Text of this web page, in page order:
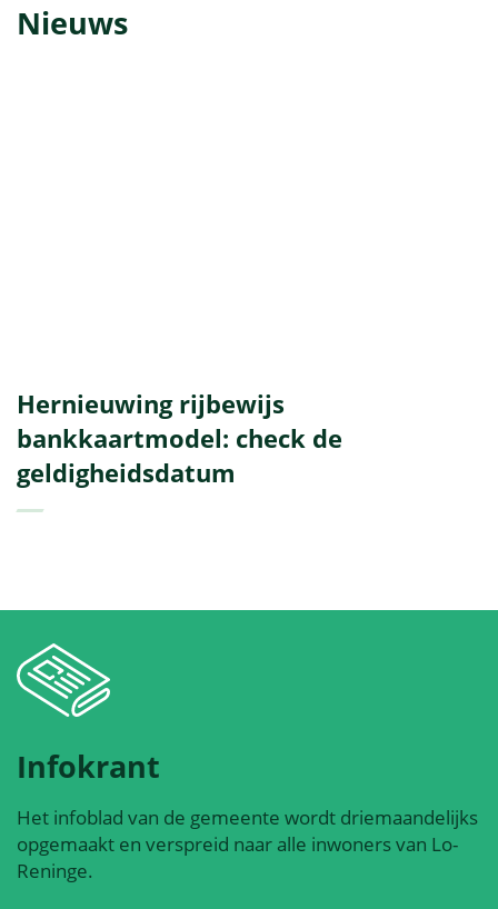
Nieuws
Hernieuwing rijbewijs
bankkaartmodel: check de
geldigheidsdatum
Infokrant
Het infoblad van de gemeente wordt driemaandelijks
opgemaakt en verspreid naar alle inwoners van Lo-
Reninge.